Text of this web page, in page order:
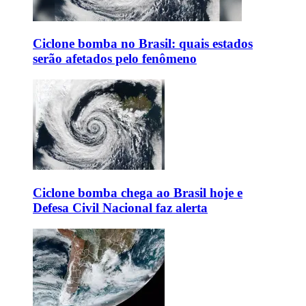
Ciclone bomba no Brasil: quais estados
serão afetados pelo fenômeno
Ciclone bomba chega ao Brasil hoje e
Defesa Civil Nacional faz alerta